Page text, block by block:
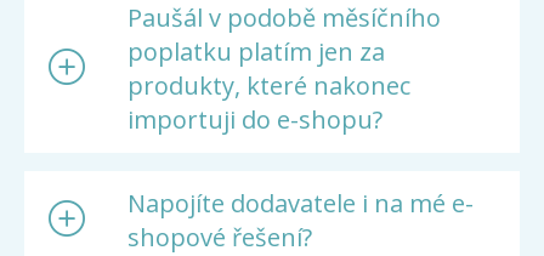
Paušál v podobě měsíčního
poplatku platím jen za
produkty, které nakonec
importuji do e-shopu?
Napojíte dodavatele i na mé e-
shopové řešení?